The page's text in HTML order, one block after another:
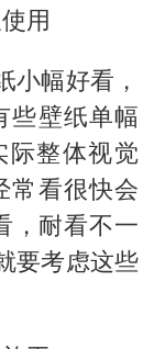
用
小幅好看，
些壁纸单幅
际整体视觉
常看很快会
，耐看不一
要考虑这些